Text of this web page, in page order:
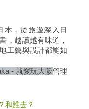
本，從旅遊深入日
，越讀越有味道，
工藝與設計都能如
- 就愛玩大阪管理
和誰去？